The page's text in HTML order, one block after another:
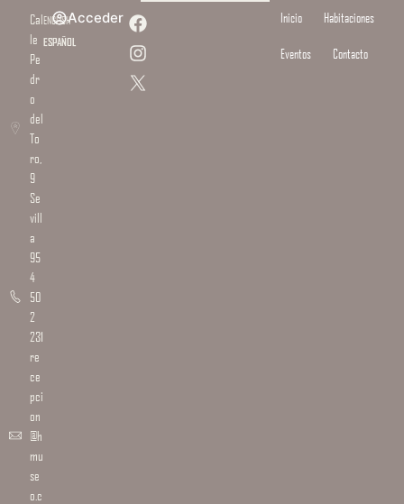
Cal
le
Pe
dr
o
del
To
ro,
9
Se
vill
a
95
4
50
2
231
re
ce
pci
on
@h
mu
se
o.c
ENGLISH
ESPAÑOL
Acceder Inicio Habitaciones
Eventos Contacto